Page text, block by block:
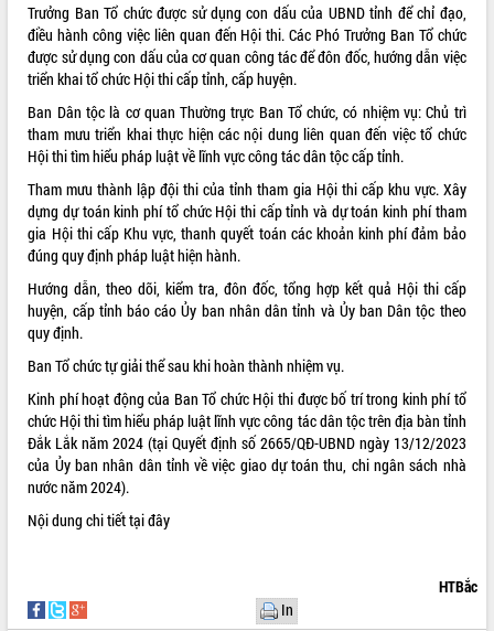
Trưởng Ban Tổ chức được sử dụng con dấu của UBND tỉnh để chỉ đạo,
điều hành công việc liên quan đến Hội thi. Các Phó Trưởng Ban Tổ chức
được sử dụng con dấu của cơ quan công tác để đôn đốc, hướng dẫn việc
triển khai tổ chức Hội thi cấp tỉnh, cấp huyện.
Ban Dân tộc là cơ quan Thường trực Ban Tổ chức, có nhiệm vụ: Chủ trì
tham mưu triển khai thực hiện các nội dung liên quan đến việc tổ chức
Hội thi tìm hiểu pháp luật về lĩnh vực công tác dân tộc cấp tỉnh.
Tham mưu thành lập đội thi của tỉnh tham gia Hội thi cấp khu vực. Xây
dựng dự toán kinh phí tổ chức Hội thi cấp tỉnh và dự toán kinh phí tham
gia Hội thi cấp Khu vực, thanh quyết toán các khoản kinh phí đảm bảo
đúng quy định pháp luật hiện hành.
Hướng dẫn, theo dõi, kiểm tra, đôn đốc, tổng hợp kết quả Hội thi cấp
huyện, cấp tỉnh báo cáo Ủy ban nhân dân tỉnh và Ủy ban Dân tộc theo
quy định.
Ban Tổ chức tự giải thể sau khi hoàn thành nhiệm vụ.
Kinh phí hoạt động của Ban Tổ chức Hội thi được bố trí trong kinh phí tổ
chức Hội thi tìm hiểu pháp luật lĩnh vực công tác dân tộc trên địa bàn tỉnh
Đắk Lắk năm 2024 (tại Quyết định số 2665/QĐ-UBND ngày 13/12/2023
của Ủy ban nhân dân tỉnh về việc giao dự toán thu, chi ngân sách nhà
nước năm 2024).
Nội dung chi tiếttại đây
HTBắc
In